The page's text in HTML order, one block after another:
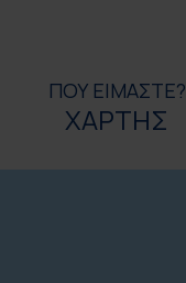
ΠΟΥ ΕΙΜΑΣΤΕ?
ΧΑΡΤΗΣ